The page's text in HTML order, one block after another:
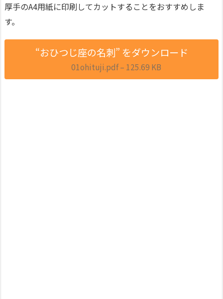
厚手のA4用紙に印刷してカットすることをおすすめしま
す。
“おひつじ座の名刺” をダウンロード
01ohituji.pdf – 125.69 KB